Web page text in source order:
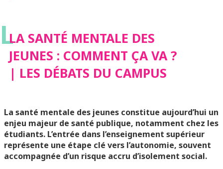
LLA SANTÉ MENTALE DES
JEUNES : COMMENT ÇA VA ?
| LES DÉBATS DU CAMPUS
La santé mentale des jeunes constitue aujourd’hui un
enjeu majeur de santé publique, notamment chez les
étudiants. L’entrée dans l’enseignement supérieur
représente une étape clé vers l’autonomie, souvent
accompagnée d’un risque accru d’isolement social.